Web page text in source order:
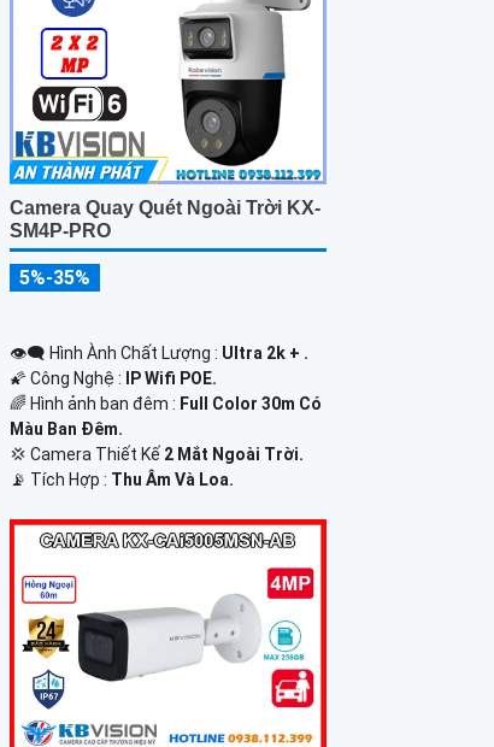
Camera Quay Quét Ngoài Trời KX-
SM4P-PRO
5%-35%
👁️‍🗨 Hình Ành Chất Lượng : Ultra 2k + .
🌠 Công Nghệ :
IP Wifi POE.
🌈 Hình ảnh ban đêm : Full Color 30m Có
Màu Ban Ðêm.
💢 Camera Thiết Kế 2 Mắt Ngoài Trời.
️📡 Tích Hợp : Thu Âm Và Loa.